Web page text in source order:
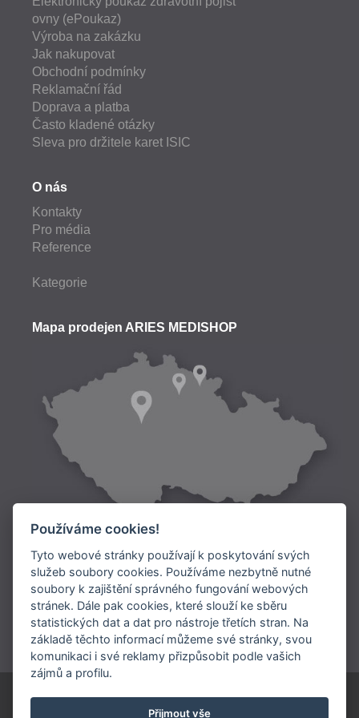
ovny (ePoukaz)
Výroba na zakázku
Jak nakupovat
Obchodní podmínky
Reklamační řád
Doprava a platba
Často kladené otázky
Sleva pro držitele karet ISIC
O nás
Kontakty
Pro média
Reference
Kategorie
Mapa prodejen ARIES MEDISHOP
Doprava:
Platba:
© 1991-2026 ARIES, a.s.
Používáme cookies!
Tyto webové stránky používají k poskytování svých
služeb soubory cookies. Používáme nezbytně nutné
soubory k zajištění správného fungování webových
stránek. Dále pak cookies, které slouží ke sběru
statistických dat a dat pro nástroje třetích stran. Na
základě těchto informací můžeme své stránky, svou
komunikaci i své reklamy přizpůsobit podle vašich
zájmů a profilu.
Přijmout vše